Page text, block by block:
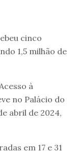
cinco
1,5 milhão de
à
no Palácio do
abril de 2024,
em 17 e 31